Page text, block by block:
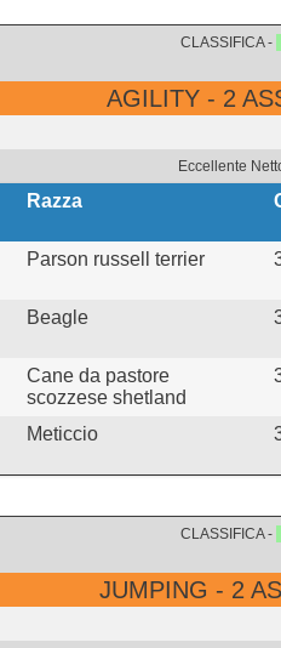
CLASSIFICA -
AGILITY - 2
Eccellente
Razza
Parson russell terrier
Beagle
Cane da pastore
scozzese shetland
Meticcio
CLASSIFICA -
JUMPING - 2